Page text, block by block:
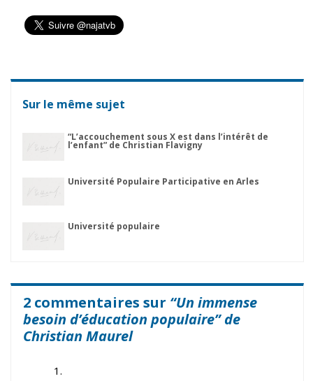
Sur le même sujet
“L’accouchement sous X est dans l’intérêt de
l’enfant” de Christian Flavigny
Université Populaire Participative en Arles
Université populaire
2 commentaires sur “Un immense
besoin d’éducation populaire” de
Christian Maurel